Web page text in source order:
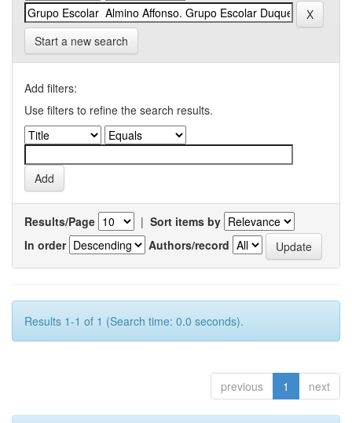
Start a new search
Add filters:
Use filters to refine the search results.
Results/Page | Sort items by
In order
Authors/record
Results 1-1 of 1 (Search time: 0.0 seconds).
previous 1 next